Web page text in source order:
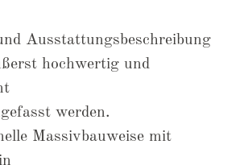
Ausstattungsbeschreibung
hochwertig und
werden.
Massivbauweise mit